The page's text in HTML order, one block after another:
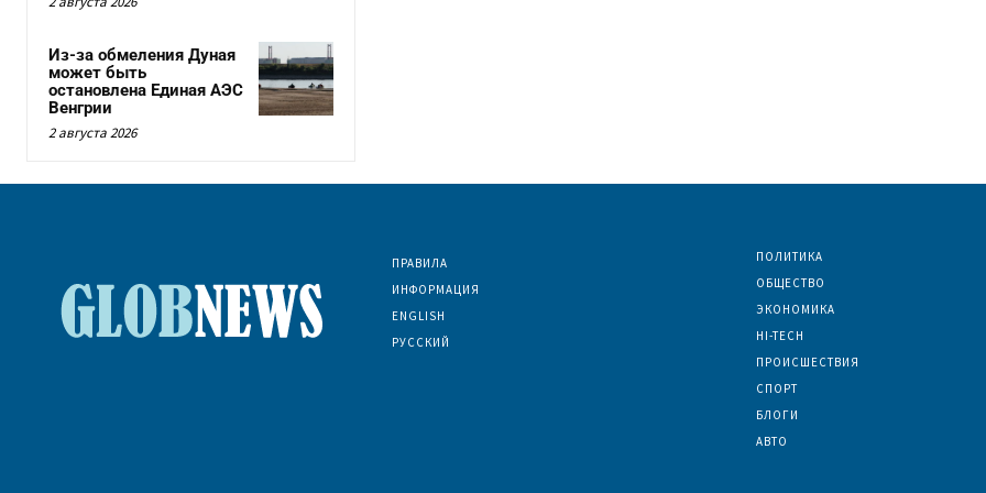
Из-за обмеления Дуная
может быть
остановлена Единая АЭС
Венгрии
2 августа 2026
ПРАВИЛА
ИНФОРМАЦИЯ
ENGLISH
РУССКИЙ
ПОЛИТИКА
ОБЩЕСТВО
ЭКОНОМИКА
HI-TECH
ПРОИСШЕСТВИЯ
СПОРТ
БЛОГИ
АВТО